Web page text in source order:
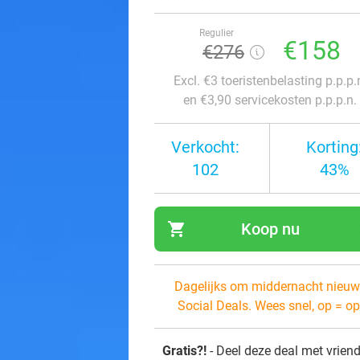
Regulier
€276 €158
Excl. €3 toeristenbelasting
en €3,90 servicekosten p.p.p.n.
Verkocht:
102
43%
shopping_cart Koop nu
Dagelijks om middernacht
Social Deals. Wees snel, op =
Gratis?! - Deel deze deal met